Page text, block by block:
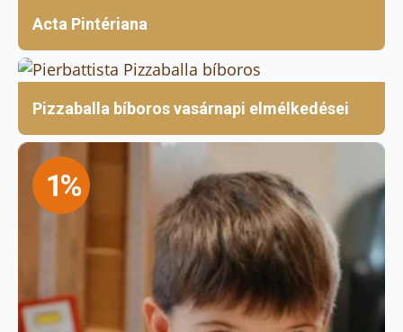
Acta Pintériana
Pizzaballa bíboros vasárnapi elmélkedései
1%